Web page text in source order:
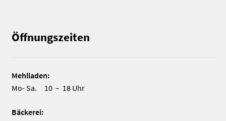
Öffnungszeiten
Mehlladen:
Mo- Sa. 10 – 18 Uhr
Bäckerei: